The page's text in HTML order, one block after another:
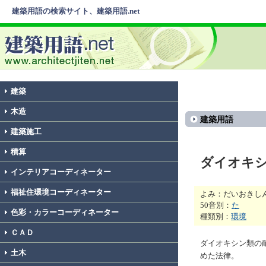
建築用語の検索サイト、建築用語.net
建築
木造
建築施工
積算
インテリアコーディネーター
福祉住環境コーディネーター
色彩・カラーコーディネーター
ＣＡＤ
土木
建築用語
ダイオキ
よみ：だいおきし
50音別： た
種類別： 環境
ダイオキシン類の
めた法律。